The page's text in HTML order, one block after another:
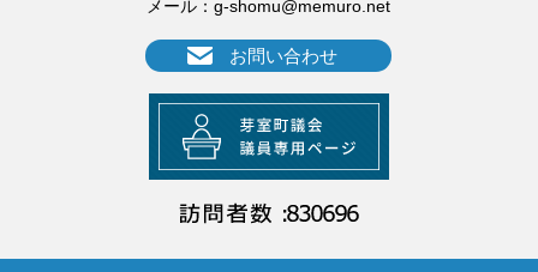
メール：g-shomu@memuro.net
お問い合わせ